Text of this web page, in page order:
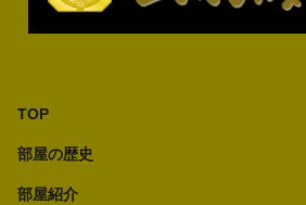
TOP
部屋の歴史
部屋紹介